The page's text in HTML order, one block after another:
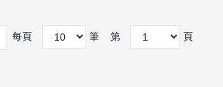
每頁 筆 第 頁